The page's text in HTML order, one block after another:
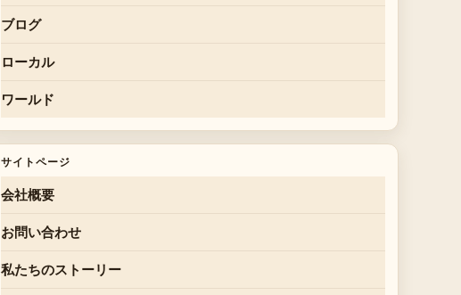
ブログ
ローカル
ワールド
サイトページ
会社概要
お問い合わせ
私たちのストーリー